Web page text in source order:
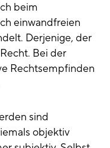
beim
einwandfreien
Derjenige, der
Bei der
Rechtsempfinden
sind
objektiv